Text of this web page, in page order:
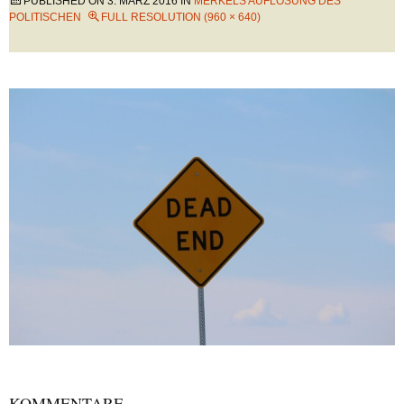
POLITISCHEN
FULL RESOLUTION (960 × 640)